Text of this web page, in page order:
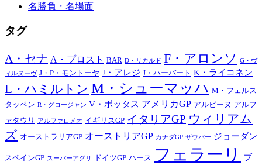
名勝負・名場面
タグ
A・セナ A・プロスト BAR D・リカルド F・アロンソ
G・ヴ
ィルヌーヴ J・P・モントーヤ J・アレジ J・ハーバート K・ライコネン
L・ハミルトン M・シューマッハ M・フェルス
タッペン R・グロージャン V・ボッタス アメリカGP アルピーヌ アルフ
ァタウリ
アルファロメオ イギリスGP イタリアGP ウィリアム
ズ オーストラリアGP オーストリアGP カナダGP ザウバー ジョーダン
スペインGP スーパーアグリ ドイツGP ハース フェラーリ ブ